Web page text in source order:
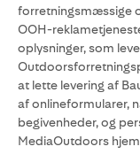
forretningsmæssige
OOH-
oplysninger, som
at lette levering af
af onlineformularer,
begivenheder, og
MediaOutdoors